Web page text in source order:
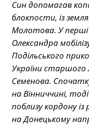
Син допомагав
блокпости, із
Молотова. У перші
Олександра
Подільського
України старшого
Семенова.
на Вінниччині,
поблизу кордону
на Донецькому